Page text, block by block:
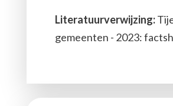
Literatuurverwijzing:
gemeenten - 2023: